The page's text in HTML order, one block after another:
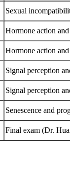
Sexual
Hormone action
Hormone action
Signal perception
Signal perception
Senescence and
Final exam (Dr.